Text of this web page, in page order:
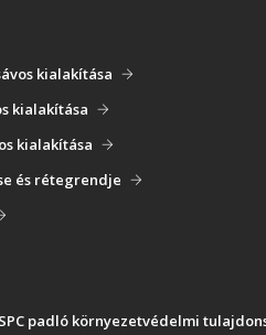
kialakítása
kialakítása
kialakítása
és rétegrendje
padló környezetvédelmi